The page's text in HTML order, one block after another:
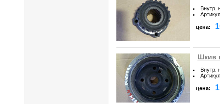
Внутр.
Артикул
цена:
Шкив
Внутр.
Артикул
цена: